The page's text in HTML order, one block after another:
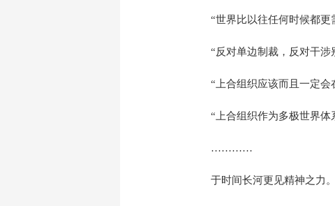
“世界比以往任何时候都更
“反对单边制裁，反对干涉
“上合组织应该而且一定会
“上合组织作为多极世界体
…………
于时间长河更见精神之力。